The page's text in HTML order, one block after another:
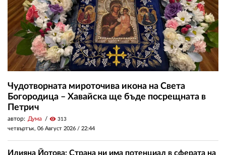
Чудотворната мироточива икона на Света
Богородица – Хавайска ще бъде посрещната в
Петрич
автор: Дума visibility 313
четвъртък, 06 Август 2026 / 22:44
Илияна Йотова: Страна ни има потенциал в сферата на